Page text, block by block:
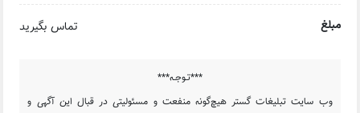
مبلغ تماس بگیرید
***تـوجـه***
وب سایت تبلیغات گستر هیچ‌گونه منفعت و مسئولیتی در قبال این آگهی و